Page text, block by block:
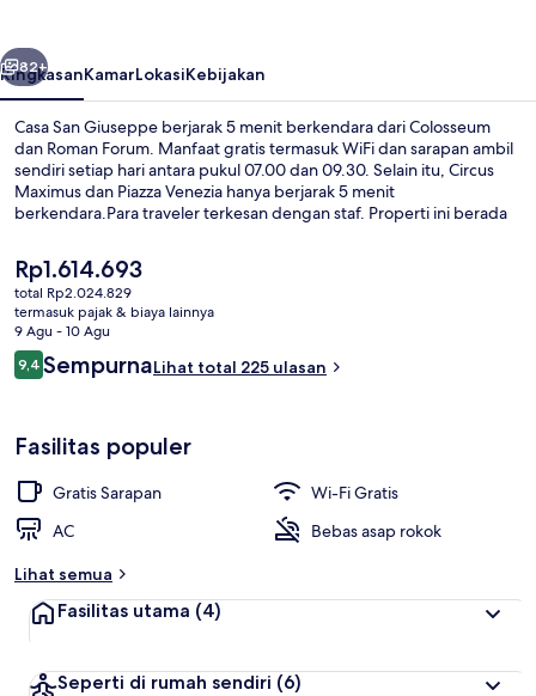
Berikutnya
82+
RingkasanKamarLokasiKebijakan
Casa San Giuseppe berjarak 5 menit berkendara dari Colosseum
dan Roman Forum. Manfaat gratis termasuk WiFi dan sarapan ambil
sendiri setiap hari antara pukul 07.00 dan 09.30. Selain itu, Circus
Maximus dan Piazza Venezia hanya berjarak 5 menit
berkendara.Para traveler terkesan dengan staf. Properti ini berada
menit dan Stasiun Re di Roma berjarak 13 menit.
Harga
saat
ini
Rp1.614.693
Rp1.614.693
total Rp2.024.829
termasuk pajak & biaya lainnya
9 Agu - 10 Agu
Ulasan
9,49,4 dari 10
SempurnaLihat total 225 ulasan
Fasilitas populer
Gratis Sarapan
Wi-Fi Gratis
AC
Bebas asap rokok
Lihat semua
Fasilitas utama (4)
Seperti di rumah sendiri (6)